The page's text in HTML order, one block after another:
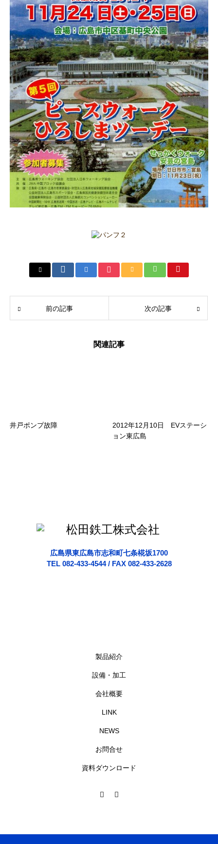
前の記事 次の記事
関連記事
井戸ポンプ故障
2012年12月10日 EVステーシ
ョン東広島
広島県東広島市志和町七条椛坂1700
TEL 082-433-4544 / FAX 082-433-2628
製品紹介
設備・加工
会社概要
LINK
NEWS
お問合せ
資料ダウンロード